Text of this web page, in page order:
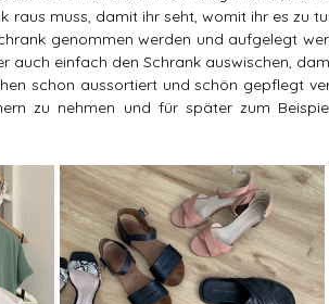
raus muss, damit ihr seht, womit ihr es zu
genommen werden und aufgelegt
auch einfach den Schrank auswischen,
schon aussortiert und schön gepflegt
zu nehmen und für später zum